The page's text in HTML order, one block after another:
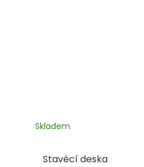
Stavěcí deska
Skladem